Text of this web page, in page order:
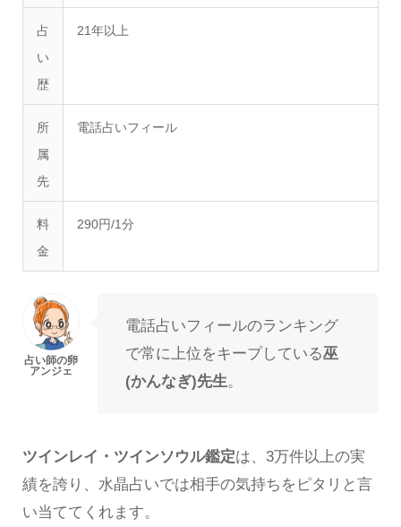
占
い
歴
21年以上
所
属
先
電話占いフィール
料
金
290円/1分
電話占いフィールのランキング
で常に上位をキープしている巫
(かんなぎ)先生。
ツインレイ・ツインソウル鑑定は、3万件以上の実
績を誇り、水晶占いでは相手の気持ちをピタリと言
い当ててくれます。